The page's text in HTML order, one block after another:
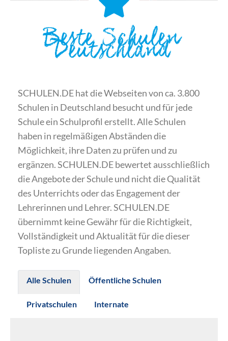
Beste Schulen
Deutschland
SCHULEN.DE hat die Webseiten von ca. 3.800
Schulen in Deutschland besucht und für jede
Schule ein Schulprofil erstellt. Alle Schulen
haben in regelmäßigen Abständen die
Möglichkeit, ihre Daten zu prüfen und zu
ergänzen. SCHULEN.DE bewertet ausschließlich
die Angebote der Schule und nicht die Qualität
des Unterrichts oder das Engagement der
Lehrerinnen und Lehrer. SCHULEN.DE
übernimmt keine Gewähr für die Richtigkeit,
Vollständigkeit und Aktualität für die dieser
Topliste zu Grunde liegenden Angaben.
Alle Schulen Öffentliche Schulen
Privatschulen Internate